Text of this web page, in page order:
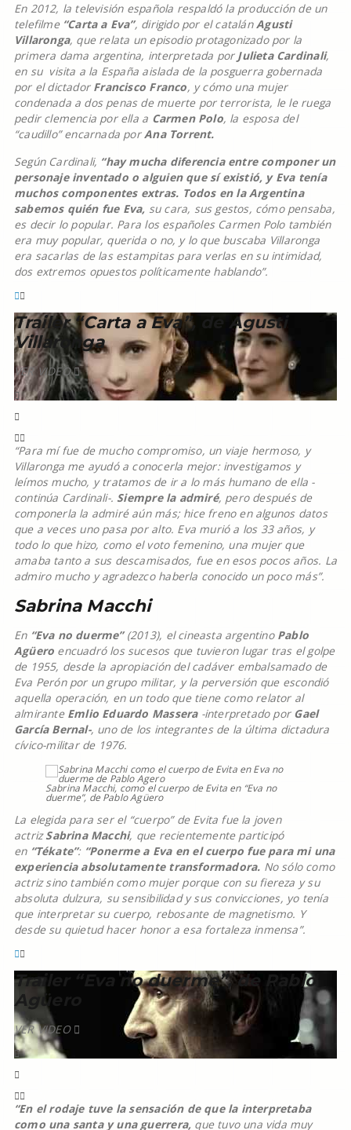
En 2012, la televisión española respaldó la producción de un
telefilme “Carta a Eva”, dirigido por el catalánAgusti
Villaronga, que relata un episodio protagonizado por la
primera dama argentina, interpretada por Julieta Cardinali,
en su visita a la España aislada de la posguerra gobernada
por el dictador Francisco Franco, y cómo una mujer
condenada a dos penas de muerte por terrorista, le le ruega
pedir clemencia por ella a Carmen Polo, la esposa del
“caudillo” encarnada porAna Torrent.
Según Cardinali, “hay mucha diferencia entre componer un
personaje inventado o alguien que sí existió, y Eva tenía
muchos componentes extras. Todos en la Argentina
sabemos quién fue Eva, su cara, sus gestos, cómo pensaba,
es decir lo popular. Para los españoles Carmen Polo también
era muy popular, querida o no, y lo que buscaba Villaronga
era sacarlas de las estampitas para verlas en su intimidad,
dos extremos opuestos políticamente hablando”.
Trailer “Carta a Eva”, de Agusti
Villaronga
VER VIDEO
“Para mí fue de mucho compromiso, un viaje hermoso, y
Villaronga me ayudó a conocerla mejor: investigamos y
leímos mucho, y tratamos de ir a lo más humano de ella -
continúa Cardinali-. Siempre la admiré, pero después de
componerla la admiré aún más; hice freno en algunos datos
que a veces uno pasa por alto. Eva murió a los 33 años, y
todo lo que hizo, como el voto femenino, una mujer que
amaba tanto a sus descamisados, fue en esos pocos años. La
admiro mucho y agradezco haberla conocido un poco más”.
Sabrina Macchi
En “Eva no duerme”(2013), el cineasta argentino Pablo
Agüero encuadró los sucesos que tuvieron lugar tras el golpe
de 1955, desde la apropiación del cadáver embalsamado de
Eva Perón por un grupo militar, y la perversión que escondió
aquella operación, en un todo que tiene como relator al
almirante Emlio Eduardo Massera-interpretado por Gael
García Bernal-, uno de los integrantes de la última dictadura
cívico-militar de 1976.
Sabrina Macchi, como el cuerpo de Evita en “Eva no
duerme”, de Pablo Agüero
La elegida para ser el “cuerpo” de Evita fue la joven
actrizSabrina Macchi, que recientemente participó
en “Tékate”: “Ponerme a Eva en el cuerpo fue para mi una
experiencia absolutamente transformadora. No sólo como
actriz sino también como mujer porque con su fiereza y su
absoluta dulzura, su sensibilidad y sus convicciones, yo tenía
que interpretar su cuerpo, rebosante de magnetismo. Y
desde su quietud hacer honor a esa fortaleza inmensa”.
Trailer “Eva no duerme”, de Pablo
Agüero
VER VIDEO
“En el rodaje tuve la sensación de que la interpretaba
como una santa y una guerrera, que tuvo una vida muy